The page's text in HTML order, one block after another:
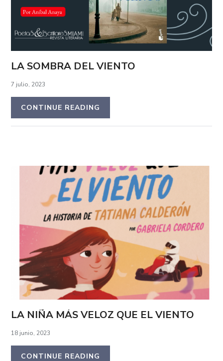
LA SOMBRA DEL VIENTO
7 julio, 2023
CONTINUE READING
LA NIÑA MÁS VELOZ QUE EL VIENTO
18 junio, 2023
CONTINUE READING